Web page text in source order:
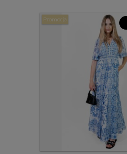
Promocja